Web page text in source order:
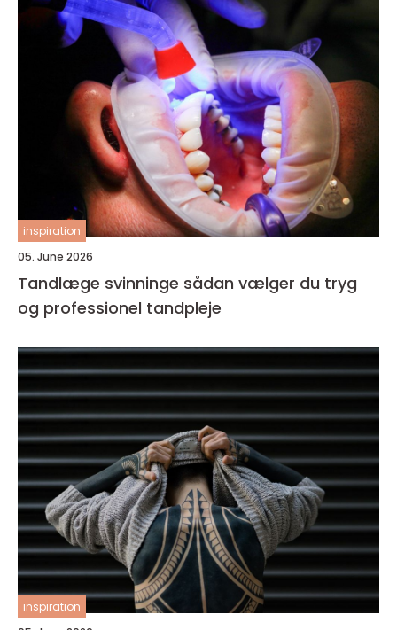
inspiration
05. June 2026
Tandlæge svinninge sådan vælger du tryg
og professionel tandpleje
inspiration